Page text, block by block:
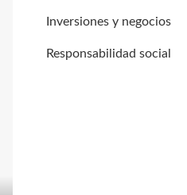
Inversiones y negocios
Responsabilidad social